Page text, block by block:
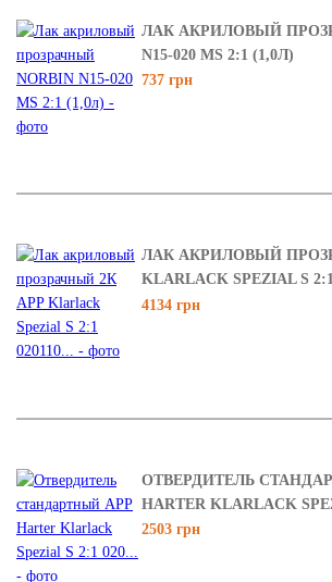
ЛАК АКРИЛОВЫЙ
N15-020 MS 2:1 (1,0Л)
737 грн
ЛАК АКРИЛОВЫЙ
KLARLACK SPEZIAL S 2:1
4134 грн
ОТВЕРДИТЕЛЬ
HARTER KLARLACK
2503 грн